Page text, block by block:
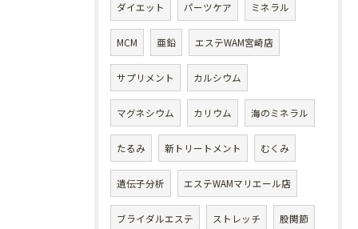
ダイエット パーツケア ミネラル
MCM 亜鉛 エステWAM宮崎店
サプリメント カルシウム
マグネシウム カリウム 海のミネラル
たるみ 新トリートメント むくみ
遺伝子分析 エステWAMマリエール店
ブライダルエステ ストレッチ 股関節